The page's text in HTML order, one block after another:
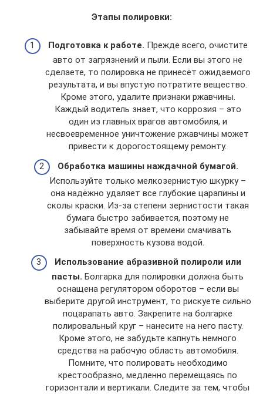
Этапы полировки:
Подготовка к работе. Прежде всего, очистите
авто от загрязнений и пыли. Если вы этого не
сделаете, то полировка не принесёт ожидаемого
результата, и вы впустую потратите вещество.
Кроме этого, удалите признаки ржавчины.
Каждый водитель знает, что коррозия – это
один из главных врагов автомобиля, и
несвоевременное уничтожение ржавчины может
привести к дорогостоящему ремонту.
Обработка машины наждачной бумагой.
Используйте только мелкозернистую шкурку –
она надёжно удаляет все глубокие царапины и
сколы краски. Из-за степени зернистости такая
бумага быстро забивается, поэтому не
забывайте время от времени смачивать
поверхность кузова водой.
Использование абразивной полироли или
пасты. Болгарка для полировки должна быть
оснащена регулятором оборотов – если вы
выберите другой инструмент, то рискуете сильно
поцарапать авто. Закрепите на болгарке
полировальный круг – нанесите на него пасту.
Кроме этого, не забудьте капнуть немного
средства на рабочую область автомобиля.
Помните, что полировать необходимо
крестообразно, медленно перемещаясь по
горизонтали и вертикали. Следите за тем, чтобы